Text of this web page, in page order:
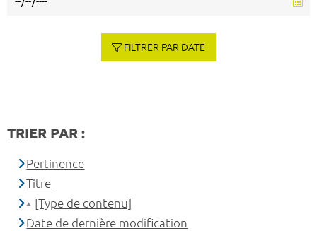
FILTRER PAR DATE
TRIER PAR :
Pertinence
Titre
[Type de contenu]
Date de dernière modification